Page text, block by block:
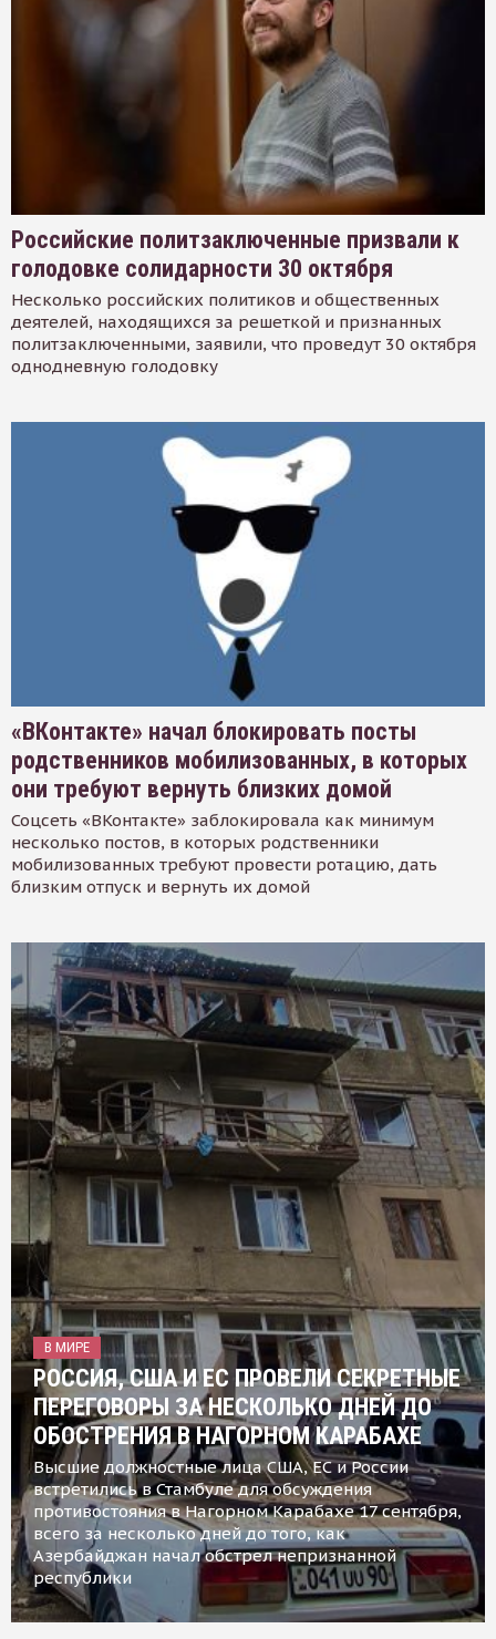
Российские политзаключенные призвали к
голодовке солидарности 30 октября
Несколько российских политиков и общественных
деятелей, находящихся за решеткой и признанных
политзаключенными, заявили, что проведут 30 октября
однодневную голодовку
«ВКонтакте» начал блокировать посты
родственников мобилизованных, в которых
они требуют вернуть близких домой
Соцсеть «ВКонтакте» заблокировала как минимум
несколько постов, в которых родственники
мобилизованных требуют провести ротацию, дать
близким отпуск и вернуть их домой
В МИРЕ
РОССИЯ, США И ЕС ПРОВЕЛИ СЕКРЕТНЫЕ
ПЕРЕГОВОРЫ ЗА НЕСКОЛЬКО ДНЕЙ ДО
ОБОСТРЕНИЯ В НАГОРНОМ КАРАБАХЕ
Высшие должностные лица США, ЕС и России
встретились в Стамбуле для обсуждения
противостояния в Нагорном Карабахе 17 сентября,
всего за несколько дней до того, как
Азербайджан начал обстрел непризнанной
республики